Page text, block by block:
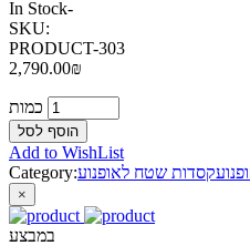
In Stock-
SKU:
PRODUCT-303
2,790.00₪
Add to WishList
Category:קסדות שטח לאופנוע
×
במבצע